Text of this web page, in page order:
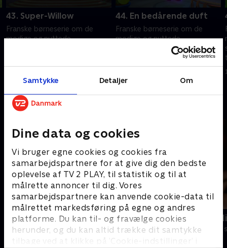
Samtykke Detaljer Om
Dine data og cookies
Vi bruger egne cookies og cookies fra
samarbejdspartnere for at give dig den bedste
oplevelse af TV 2 PLAY, til statistik og til at
målrette annoncer til dig. Vores
samarbejdspartnere kan anvende cookie-data til
målrettet markedsføring på egne og andres
platforme. Du kan til- og fravælge cookies
herunder, og du kan altid trække dit samtykke
tilbage ved at klikke på ’Cookie-indstillinger’ i
43. Super-Willow
Franske børneserie om de
modige og nuttede
44. En bedårende duft
Franske børneserie om de
modige og nuttede
sovevogtere Monchhichi, der
tager på magiske eventyr.
Andre så også
Miniteve: Aktiviteter
Børneserier • 1 sæsoner Børneserier • 1